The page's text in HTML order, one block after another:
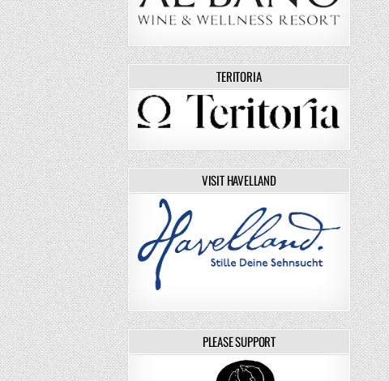
TERITORIA
VISIT HAVELLAND
PLEASE SUPPORT